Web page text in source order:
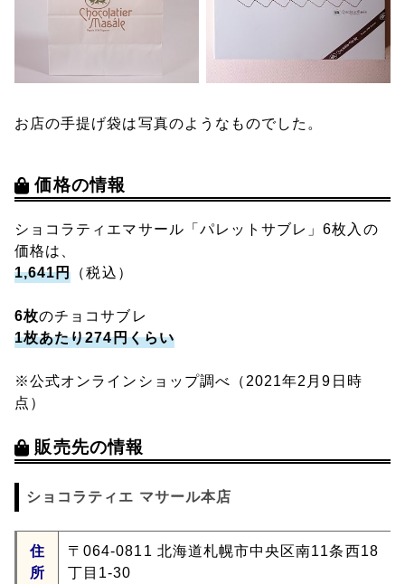
お店の手提げ袋は写真のようなものでした。
価格の情報
ショコラティエマサール「パレットサブレ」6枚入の
価格は、
1,641円 （税込）
6枚のチョコサブレ
1枚あたり274円くらい
※公式オンラインショップ調べ（2021年2月9日時
点）
販売先の情報
ショコラティエ マサール本店
住
所
〒064-0811 北海道札幌市中央区南11条西18
丁目1-30